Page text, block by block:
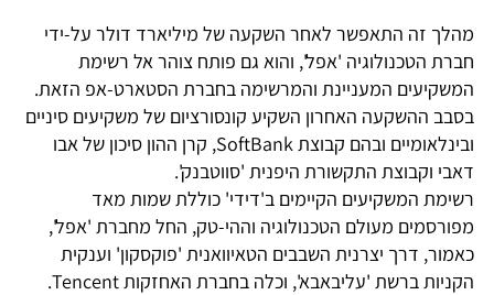
מהלך זה התאפשר לאחר השקעה של מיליארד דולר על-ידי
חברת הטכנולוגיה 'אפל', והוא גם פותח צוהר אל רשימת
המשקיעים המעניינת והמרשימה בחברת הסטארט-אפ הזאת.
בסבב ההשקעה האחרון השקיע קונסורציום של משקיעים סיניים
ובינלאומיים ובהם קבוצת SoftBank, קרן ההון סיכון של אבו
דאבי וקבוצת התקשורת היפנית 'סווטבנק'.
רשימת המשקיעים הקיימים ב'דידי' כוללת שמות מאד
מפורסמים מעולם הטכנולוגיה וההי-טק, החל מחברת 'אפל',
כאמור, דרך יצרנית השבבים הטאיוואנית 'פוקסקון' וענקית
הקניות ברשת 'עליבאבא', וכלה בחברת האחזקות Tencent.